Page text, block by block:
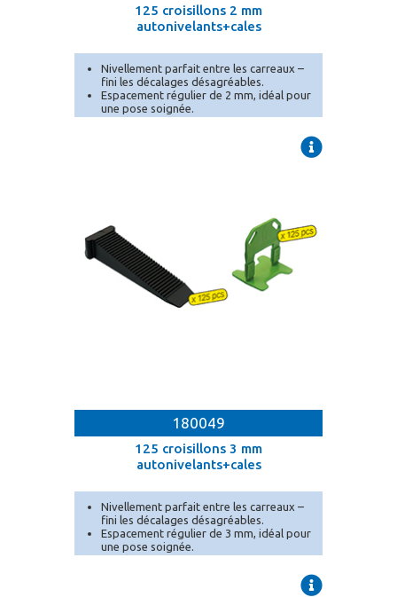
125 croisillons 2 mm
autonivelants+cales
Nivellement parfait entre les carreaux –
fini les décalages désagréables.
Espacement régulier de 2 mm, idéal pour
une pose soignée.
Conditionnement en seau pratique pour
180049
125 croisillons 3 mm
autonivelants+cales
Nivellement parfait entre les carreaux –
fini les décalages désagréables.
Espacement régulier de 3 mm, idéal pour
une pose soignée.
Conditionnement en seau pratique pour